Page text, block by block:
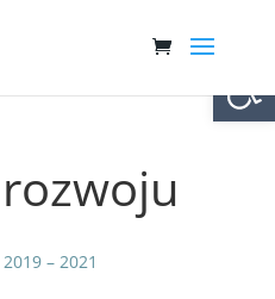
– 2021